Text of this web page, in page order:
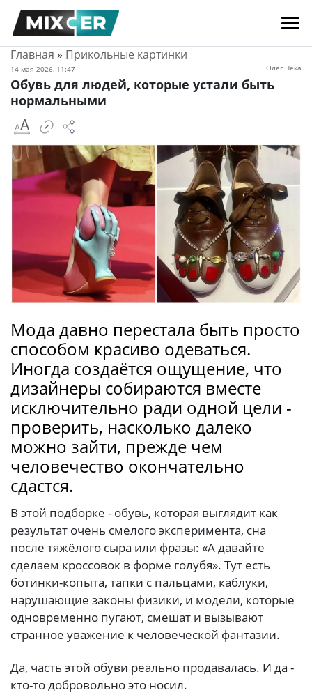
Главная » Прикольные картинки
14 мая 2026, 11:47 Олег Пека
Обувь для людей, которые устали быть
нормальными
Мода давно перестала быть просто
способом красиво одеваться.
Иногда создаётся ощущение, что
дизайнеры собираются вместе
исключительно ради одной цели -
проверить, насколько далеко
можно зайти, прежде чем
человечество окончательно
сдастся.
В этой подборке - обувь, которая выглядит как
результат очень смелого эксперимента, сна
после тяжёлого сыра или фразы: «А давайте
сделаем кроссовок в форме голубя». Тут есть
ботинки-копыта, тапки с пальцами, каблуки,
нарушающие законы физики, и модели, которые
одновременно пугают, смешат и вызывают
странное уважение к человеческой фантазии.
Да, часть этой обуви реально продавалась. И да -
кто-то добровольно это носил.